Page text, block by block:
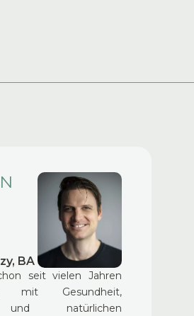
BA
seit vielen Jahren
mit Gesundheit,
und natürlichen